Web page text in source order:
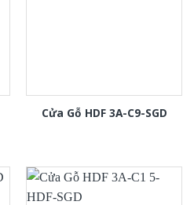
Cửa Gỗ HDF 3A-C9-SGD